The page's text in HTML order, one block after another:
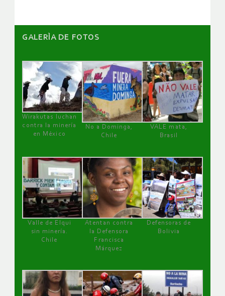
GALERÌA DE FOTOS
Wirakutas luchan
contra la minería
en México
No a Dominga,
Chile
VALE mata,
Brasil
Valle de Elqui
sin minería.
Chile
Atentan contra
la Defensora
Francisca
Márquez
Defensoras de
Bolivia